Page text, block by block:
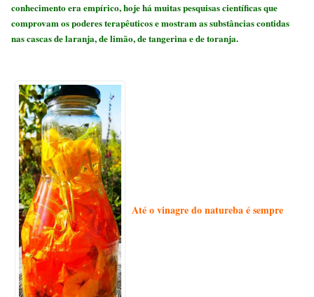
conhecimento era empírico, hoje há muitas pesquisas científicas que
comprovam os poderes terapêuticos e mostram as substâncias contidas
nas cascas de laranja, de limão, de tangerina e de toranja.
Até o vinagre do natureba é sempre